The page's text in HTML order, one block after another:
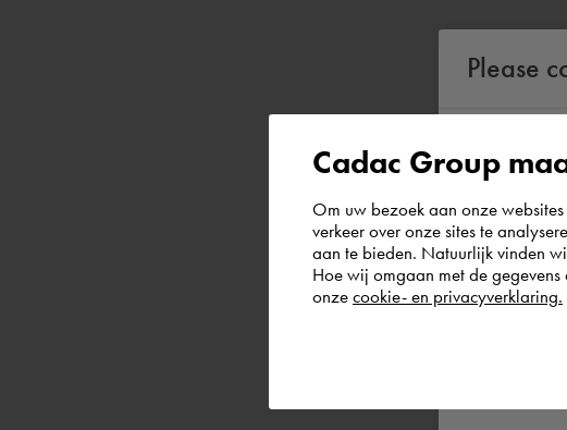
Please
world.
wish to
Cadac Group
Om uw bezoek aan onze
verkeer over onze sites te
aan te bieden. Natuurlijk vinden
Hoe wij omgaan met de
onze cookie- en privacyverklaring.